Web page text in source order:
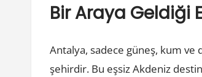
Bir Araya Geldiği
Antalya, sadece güneş, kum ve
şehirdir. Bu eşsiz Akdeniz